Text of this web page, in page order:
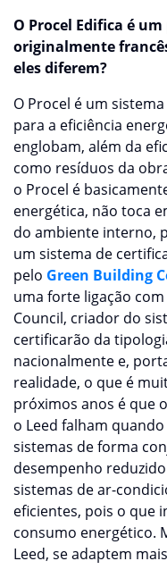
O Procel Edifica é
originalmente
eles diferem?
O Procel é um
para a eficiência
englobam, além da
como resíduos da
o Procel é
energética, não toca
do ambiente interno,
um sistema de
pelo Green Building
uma forte ligação
Council, criador do
certificarão da
nacionalmente e,
realidade, o que é
próximos anos é que
o Leed falham
sistemas de forma
desempenho
sistemas de ar-
eficientes, pois o que
consumo energético.
Leed, se adaptem